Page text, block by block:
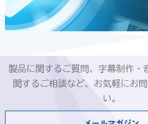
製品に関するご質問、字幕制作・
関するご相談など、お気軽にお
い。